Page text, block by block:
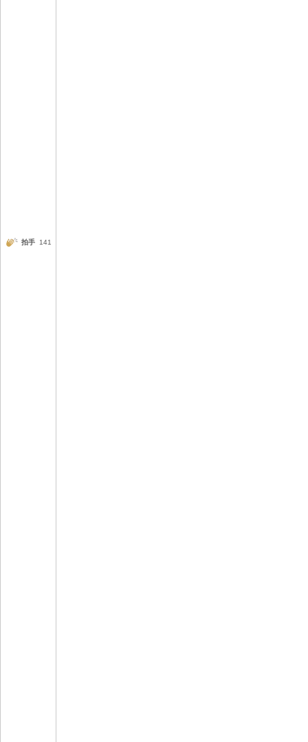
拍手 141